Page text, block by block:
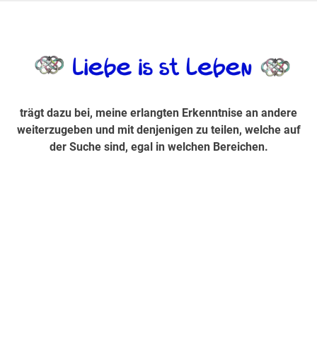
Suche sind, egal in welchen Bereichen.
trägt dazu bei, meine erlangten Erkenntnise an andere
weiterzugeben und mit denjenigen zu teilen, welche auf
der Suche sind, egal in welchen Bereichen.